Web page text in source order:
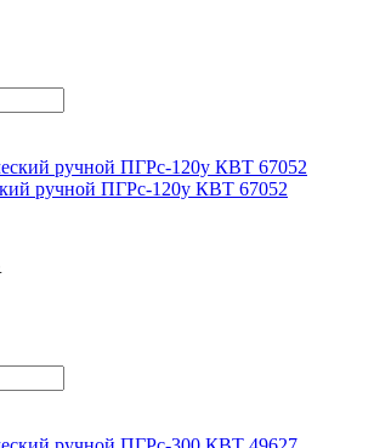
ручной ПГРс-120у КВТ 67052